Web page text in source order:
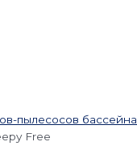
пылесосов бассейна
Free